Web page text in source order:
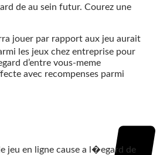
de au sein futur. Courez une
jouer par rapport aux jeu aurait
les jeux chez entreprise pour
d’entre vous-meme
avec recompenses parmi
jeu en ligne cause a l�egard de